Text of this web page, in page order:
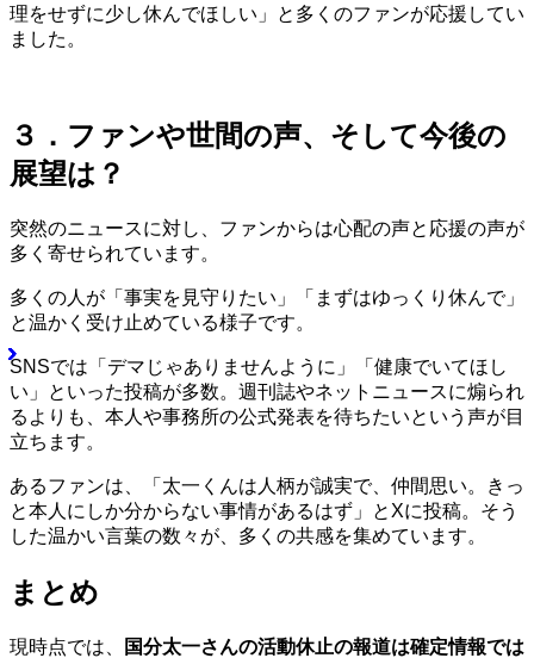
理をせずに少し休んでほしい」と多くのファンが応援してい
ました。
３．ファンや世間の声、そして今後の
展望は？
突然のニュースに対し、ファンからは心配の声と応援の声が
多く寄せられています。
多くの人が「事実を見守りたい」「まずはゆっくり休んで」
と温かく受け止めている様子です。
SNSでは「デマじゃありませんように」「健康でいてほし
い」といった投稿が多数。週刊誌やネットニュースに煽られ
るよりも、本人や事務所の公式発表を待ちたいという声が目
立ちます。
あるファンは、「太一くんは人柄が誠実で、仲間思い。きっ
と本人にしか分からない事情があるはず」とXに投稿。そう
した温かい言葉の数々が、多くの共感を集めています。
まとめ
現時点では、
国分太一さんの活動休止の報道は確定情報では